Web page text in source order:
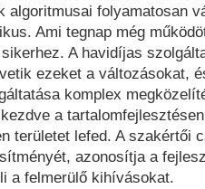
algoritmusai folyamatosan
Ami tegnap még
A havidíjas
ezeket a változásokat,
komplex
a
területet lefed. A szakértői
azonosítja a
a felmerülő kihívásokat.